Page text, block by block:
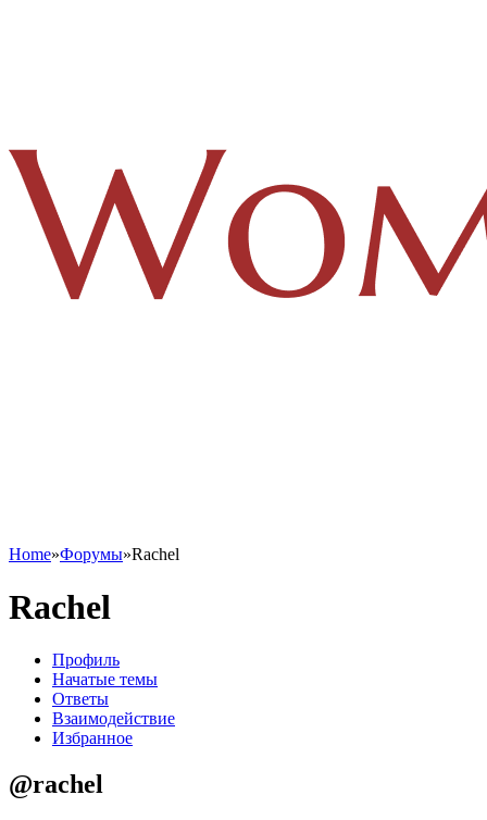
Home»Форумы»Rachel
Rachel
Профиль
Начатые темы
Ответы
Взаимодействие
Избранное
@rachel